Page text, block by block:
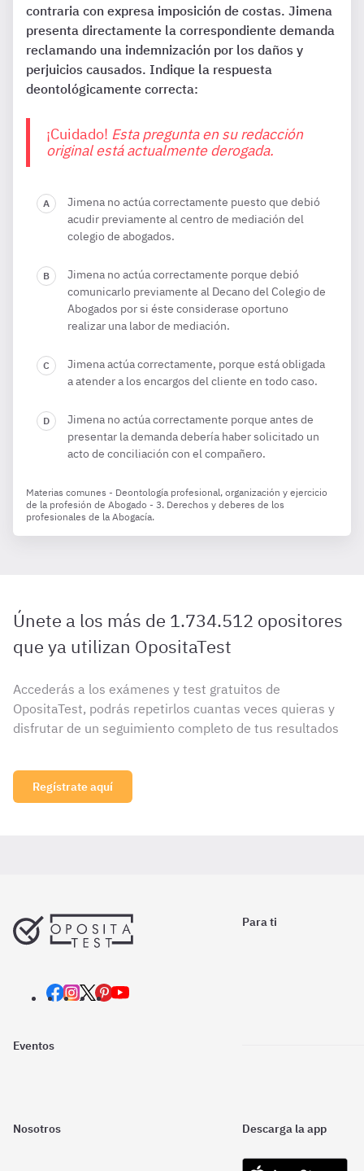
contraria con expresa imposición de costas. Jimena
presenta directamente la correspondiente demanda
reclamando una indemnización por los daños y
perjuicios causados. Indique la respuesta
deontológicamente correcta:
¡Cuidado! Esta pregunta en su redacción
original está actualmente derogada.
Jimena no actúa correctamente puesto que debió
acudir previamente al centro de mediación del
colegio de abogados.
Jimena no actúa correctamente porque debió
comunicarlo previamente al Decano del Colegio de
Abogados por si éste considerase oportuno
realizar una labor de mediación.
Jimena actúa correctamente, porque está obligada
a atender a los encargos del cliente en todo caso.
Jimena no actúa correctamente porque antes de
presentar la demanda debería haber solicitado un
acto de conciliación con el compañero.
Materias comunes - Deontología profesional, organización y ejercicio
de la profesión de Abogado - 3. Derechos y deberes de los
profesionales de la Abogacía.
Únete a los más de 1.734.512 opositores
que ya utilizan OpositaTest
Accederás a los exámenes y test gratuitos de
OpositaTest, podrás repetirlos cuantas veces quieras y
disfrutar de un seguimiento completo de tus resultados
Regístrate aquí
Para ti
Eventos
Nosotros Descarga la app